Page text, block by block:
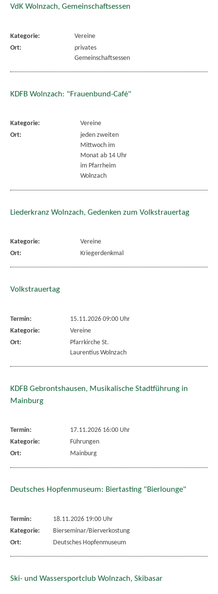
VdK Wolnzach, Gemeinschaftsessen
Kategorie:
Vereine
Ort:
privates
Gemeinschaftsessen
KDFB Wolnzach: "Frauenbund-Café"
Kategorie:
Vereine
Ort:
jeden zweiten
Mittwoch im
Monat ab 14 Uhr
im Pfarrheim
Wolnzach
Liederkranz Wolnzach, Gedenken zum Volkstrauertag
Kategorie:
Vereine
Ort:
Kriegerdenkmal
Volkstrauertag
Termin:
15.11.2026 09:00 Uhr
Kategorie:
Vereine
Ort:
Pfarrkirche St.
Laurentius Wolnzach
KDFB Gebrontshausen, Musikalische Stadtführung in
Mainburg
Termin:
17.11.2026 16:00 Uhr
Kategorie:
Führungen
Ort:
Mainburg
Deutsches Hopfenmuseum: Biertasting "Bierlounge"
Termin:
18.11.2026 19:00 Uhr
Kategorie:
Bierseminar/Bierverkostung
Ort:
Deutsches Hopfenmuseum
Ski- und Wassersportclub Wolnzach, Skibasar